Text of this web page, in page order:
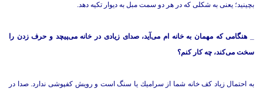
بچینید؛ یعنی به شكلی كه در هر دو سمت مبل به دیوار تكیه دهد.
_ هنگامی كه ‌مهمان به خانه ام می‌آید، صدای زیادی در خانه می‌پیچد و حرف زدن را
سخت می‌كند، چه كار كنم؟
به احتمال زیاد كف خانه شما از سرامیك یا سنگ است و رویش كفپوشی ندارد. صدا در